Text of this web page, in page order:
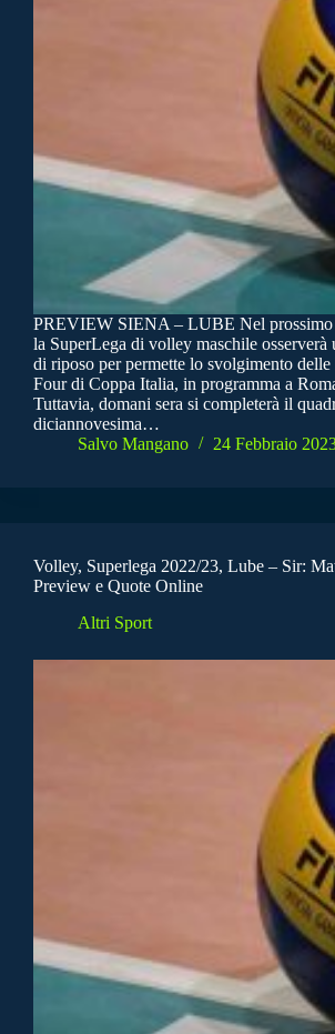
PREVIEW SIENA – LUBE Nel prossimo
la SuperLega di volley maschile osserverà
di riposo per permette lo svolgimento delle
Four di Coppa Italia, in programma a
Tuttavia, domani sera si completerà il
diciannovesima…
Salvo Mangano
24 Febbraio
Volley, Superlega 2022/23, Lube – Sir:
Preview e Quote Online
Altri Sport